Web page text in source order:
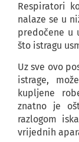
Respiratori
nalaze se u
predočene u
što istragu
Uz sve ovo
istrage,
kupljene
znatno je
razlogom
vrijednih